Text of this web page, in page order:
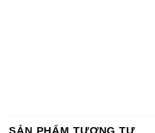
SẢN PHẨM TƯƠNG TỰ